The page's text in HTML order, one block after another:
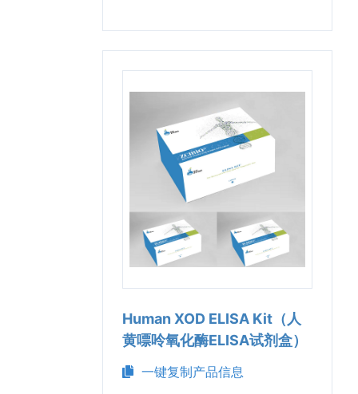
Human XOD ELISA Kit（人
黄嘌呤氧化酶ELISA试剂盒）
一键复制产品信息